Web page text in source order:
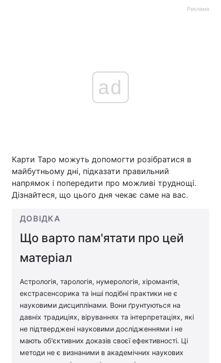
Реклама
ad
Карти Таро можуть допомогти розібратися в
майбутньому дні, підказати правильний
напрямок і попередити про можливі труднощі.
Дізнайтеся, що цього дня чекає саме на вас.
ДОВІДКА
Що варто пам'ятати про цей
матеріал
Астрологія, тарологія, нумерологія, хіромантія,
екстрасенсорика та інші подібні практики не є
науковими дисциплінами. Вони ґрунтуються на
давніх традиціях, віруваннях та інтерпретаціях, які
не підтверджені науковими дослідженнями і не
мають об'єктивних доказів своєї ефективності. Ці
методи не є визнаними в академічних наукових